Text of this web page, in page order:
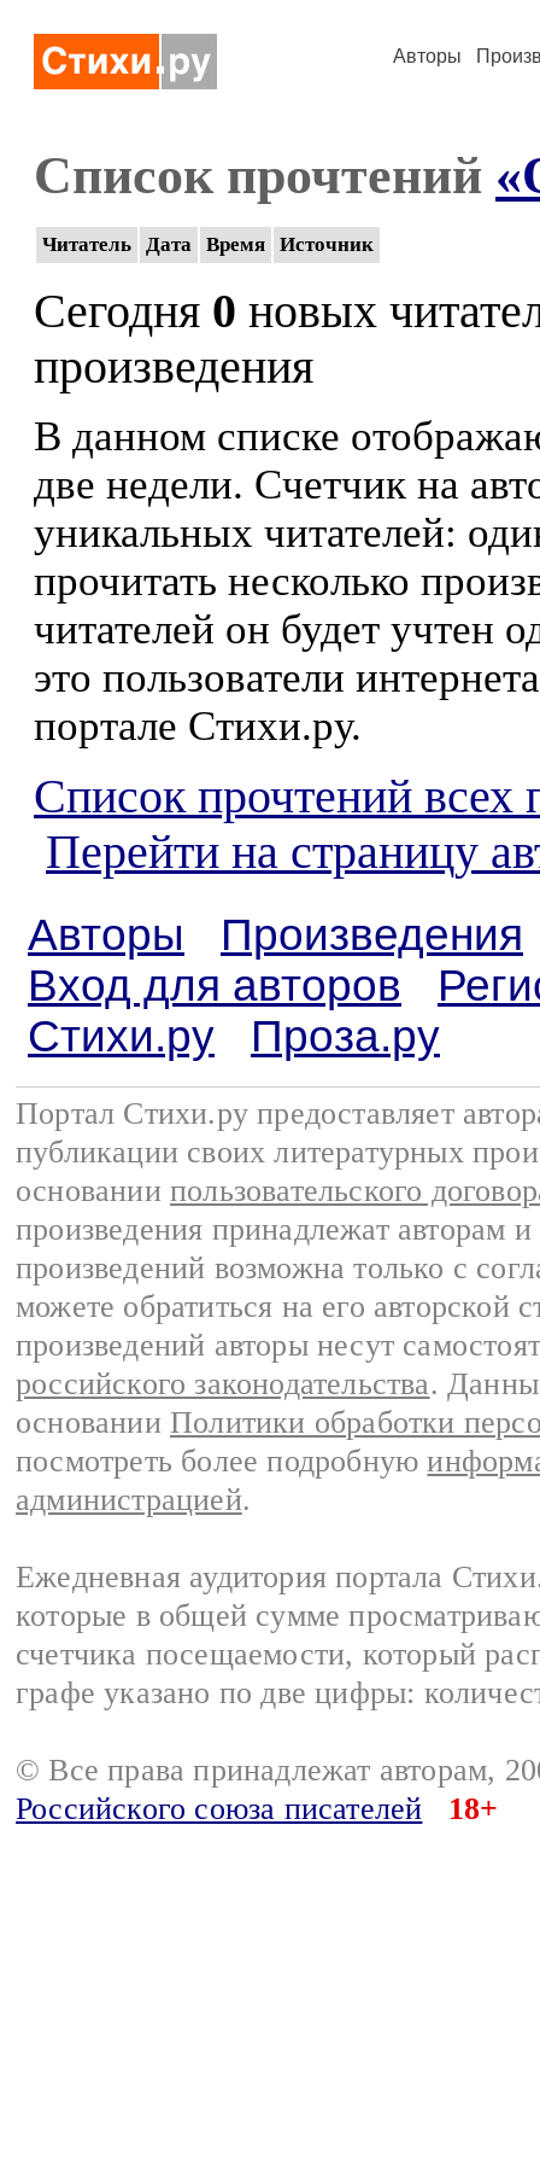
Авторы
Список прочтений
Читатель Дата Время Источник
Сегодня 0 новых
произведения
В данном списке
две недели. Счетчик на
уникальных читателей:
прочитать несколько
читателей он будет учтен
это пользователи
портале Стихи.ру.
Список прочтений всех
Перейти на страницу
Авторы
Произведения
Вход для авторов
Стихи.ру
Проза.ру
Портал Стихи.ру предоставляет
публикации своих литературных
основании пользовательского
произведения принадлежат авторам
произведений возможна только с
можете обратиться на его авторской
произведений авторы несут
российского законодательства.
основании Политики обработки
посмотреть более подробную
администрацией.
Ежедневная аудитория портала
которые в общей сумме
счетчика посещаемости, который
графе указано по две цифры:
© Все права принадлежат авторам,
Российского союза писателей
18+